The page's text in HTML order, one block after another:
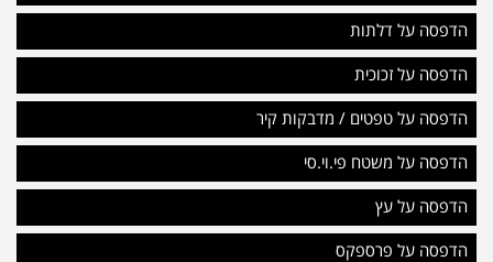
הדפסה על דלתות
הדפסה על זכוכית
הדפסה על טפטים / מדבקות קיר
הדפסה על משטח פי.וי.סי
הדפסה על עץ
הדפסה על פרספקס